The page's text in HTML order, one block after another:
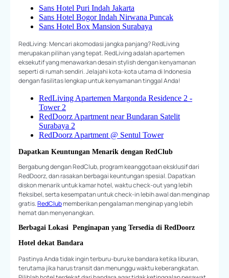
Sans Hotel Puri Indah Jakarta
Sans Hotel Bogor Indah Nirwana Puncak
Sans Hotel Box Mansion Surabaya
RedLiving: Mencari akomodasi jangka panjang? RedLiving
merupakan pilihan yang tepat. RedLiving adalah apartemen
eksekutif yang menawarkan desain stylish dengan kenyamanan
seperti di rumah sendiri. Jelajahi kota-kota utama di Indonesia
dengan fasilitas lengkap untuk kenyamanan tinggal Anda!
RedLiving Apartemen Margonda Residence 2 -
Tower 2
RedDoorz Apartment near Bundaran Satelit
Surabaya 2
RedDoorz Apartment @ Sentul Tower
Dapatkan Keuntungan Menarik dengan RedClub
Bergabung dengan RedClub, program keanggotaan eksklusif dari
RedDoorz, dan rasakan berbagai keuntungan spesial. Dapatkan
diskon menarik untuk kamar hotel, waktu check-out yang lebih
fleksibel, serta kesempatan untuk check-in lebih awal dan menginap
gratis.RedClubmemberikan pengalaman menginap yang lebih
hemat dan menyenangkan.
Berbagai Lokasi Penginapan yang Tersedia di RedDoorz
Hotel dekat Bandara
Pastinya Anda tidak ingin terburu-buru ke bandara ketika liburan,
terutama jika harus transit dan menunggu waktu keberangkatan.